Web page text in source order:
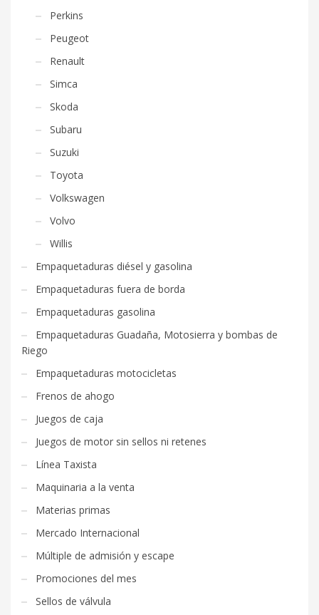
Perkins
Peugeot
Renault
Simca
Skoda
Subaru
Suzuki
Toyota
Volkswagen
Volvo
Willis
Empaquetaduras diésel y gasolina
Empaquetaduras fuera de borda
Empaquetaduras gasolina
Empaquetaduras Guadaña, Motosierra y bombas de
Riego
Empaquetaduras motocicletas
Frenos de ahogo
Juegos de caja
Juegos de motor sin sellos ni retenes
Línea Taxista
Maquinaria a la venta
Materias primas
Mercado Internacional
Múltiple de admisión y escape
Promociones del mes
Sellos de válvula